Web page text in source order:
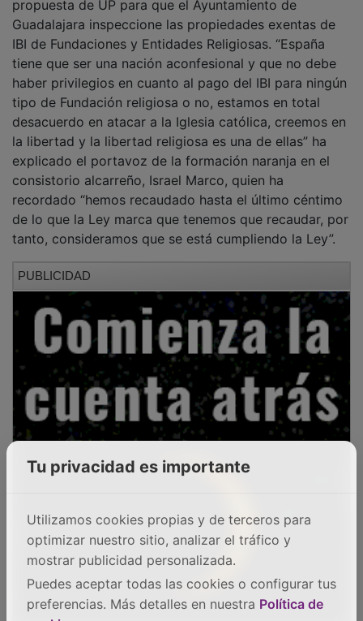
Guadalajara inspeccione las propiedades exentas de
IBI de Fundaciones y Entidades Religiosas. “España
tiene que ser una nación aconfesional y que no debe
haber privilegios en cuanto al pago del IBI para ningún
tipo de Fundación religiosa o no, estamos en total
desacuerdo en atacar a la Iglesia católica, creemos en
la libertad y la libertad religiosa es una de ellas” ha
explicado el portavoz de la formación naranja en el
consistorio alcarreño, Israel Marco, quien ha
recordado “hemos recaudado hasta el último céntimo
de lo que la Ley marca que tenemos que recaudar, por
tanto, consideramos que se está cumpliendo la Ley”.
Tu privacidad es importante
Utilizamos cookies propias y de terceros para
optimizar nuestro sitio, analizar el tráfico y
mostrar publicidad personalizada.
Puedes aceptar todas las cookies o configurar tus
preferencias. Más detalles en nuestra Política de